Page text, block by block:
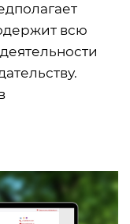
всю